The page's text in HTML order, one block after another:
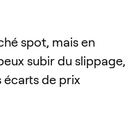
spot, mais en
subir du slippage,
écarts de prix